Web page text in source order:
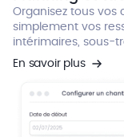
Organisez tous vos
simplement vos
intérimaires, sous-
En savoir plus